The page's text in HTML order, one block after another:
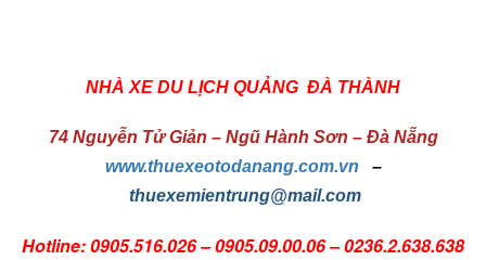
NHÀ XE DU LỊCH QUẢNG ĐÀ THÀNH
74 Nguyễn Tử Giản – Ngũ Hành Sơn – Đà Nẵng
www.thuexeotodanang.com.vn
–
thuexemientrung@mail.com
Hotline: 0905.516.026 – 0905.09.00.06 – 0236.2.638.638